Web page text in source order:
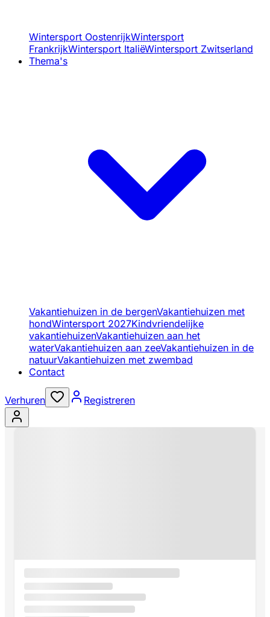
Wintersport OostenrijkWintersport
FrankrijkWintersport ItaliëWintersport Zwitserland
Thema's
Vakantiehuizen in de bergenVakantiehuizen met
hondWintersport 2027Kindvriendelijke
vakantiehuizenVakantiehuizen aan het
waterVakantiehuizen aan zeeVakantiehuizen in de
natuurVakantiehuizen met zwembad
Contact
Verhuren Registreren